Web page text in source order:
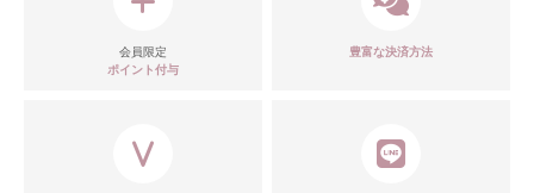
会員限定
ポイント付与
豊富な決済方法